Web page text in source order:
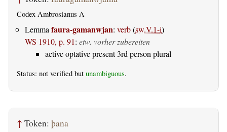
Codex Ambrosianus A
Lemma faura-gamanwjan: verb(sw.V.1-i)
WS 1910, p. 91: etw. vorher zubereiten
active optative present 3rd person plural
Status: not verified but unambiguous.
↑ Token: þana